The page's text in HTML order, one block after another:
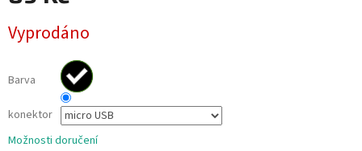
cena:
Vyprodáno
Barva
konektor
Možnosti doručení